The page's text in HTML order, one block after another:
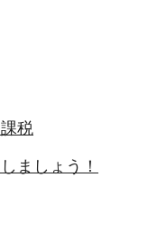
税
ましょう！